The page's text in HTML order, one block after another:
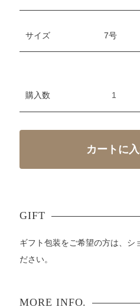
サイズ
購入数
ギフト包装をご希望の方は、シ
ださい。